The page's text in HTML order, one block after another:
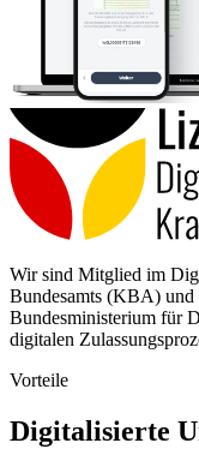
Wir sind Mitglied im
Bundesamts (KBA) und
Bundesministerium für
digitalen
Vorteile
Digitalisierte